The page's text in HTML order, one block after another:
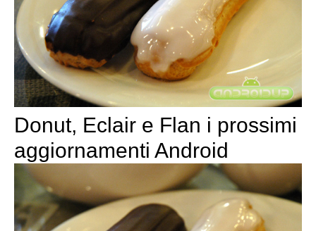
Donut, Eclair e Flan i prossimi
aggiornamenti Android